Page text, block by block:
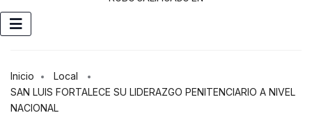
Inicio
Local
SAN LUIS FORTALECE SU LIDERAZGO PENITENCIARIO A NIVEL
NACIONAL